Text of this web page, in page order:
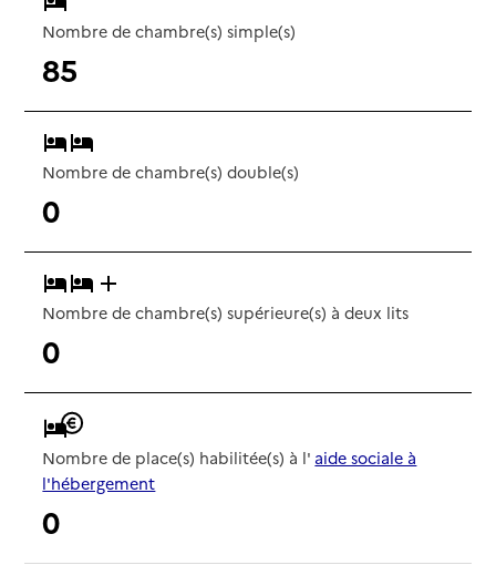
Nombre de chambre(s) simple(s)
85
Nombre de chambre(s) double(s)
0
Nombre de chambre(s) supérieure(s) à deux lits
0
Nombre de place(s) habilitée(s) à l' aide sociale à
l'hébergement
0